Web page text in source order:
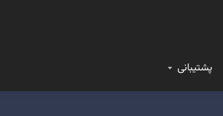
پشتیبانی